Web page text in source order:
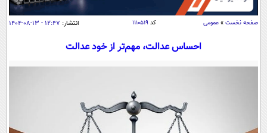
اقتصاد
اقتصادی
جامعه
سلامت
یک برش دانایی
سیاست خارجی
فرهنگ و هنر
علم و دانش
صفحه نخست » عمومی کد۱۱۱۰۵۱۹ انتشار: ۱۲:۴۷ - ۱۳-۰۸-۱۴۰۴
احساس عدالت، مهم‌تر از خود عدالت